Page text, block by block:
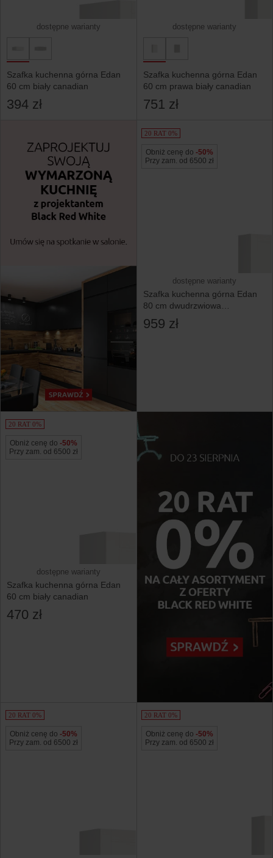
dostępne warianty
Szafka kuchenna górna Edan
60 cm biały canadian
394 zł
dostępne warianty
Szafka kuchenna górna Edan
60 cm prawa biały canadian
751 zł
20 RAT 0%
Obniż cenę do -50%
Przy zam. od 6500 zł
dostępne warianty
Szafka kuchenna górna Edan
80 cm dwudrzwiowa
biały canadian
959 zł
20 RAT 0%
Obniż cenę do -50%
Przy zam. od 6500 zł
dostępne warianty
Szafka kuchenna górna Edan
60 cm biały canadian
470 zł
20 RAT 0%
Obniż cenę do -50%
Przy zam. od 6500 zł
20 RAT 0%
Obniż cenę do -50%
Przy zam. od 6500 zł